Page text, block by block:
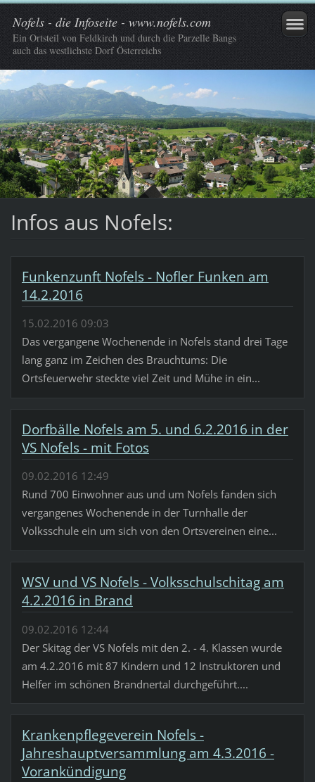
Nofels - die Infoseite - www.nofels.com
Ein Ortsteil von Feldkirch und durch die Parzelle Bangs
auch das westlichste Dorf Österreichs
Infos aus Nofels:
Funkenzunft Nofels - Nofler Funken am
14.2.2016
15.02.2016 09:03
Das vergangene Wochenende in Nofels stand drei Tage
lang ganz im Zeichen des Brauchtums: Die
Ortsfeuerwehr steckte viel Zeit und Mühe in ein...
Dorfbälle Nofels am 5. und 6.2.2016 in der
VS Nofels - mit Fotos
09.02.2016 12:49
Rund 700 Einwohner aus und um Nofels fanden sich
vergangenes Wochenende in der Turnhalle der
Volksschule ein um sich von den Ortsvereinen eine...
WSV und VS Nofels - Volksschulschitag am
4.2.2016 in Brand
09.02.2016 12:44
Der Skitag der VS Nofels mit den 2. - 4. Klassen wurde
am 4.2.2016 mit 87 Kindern und 12 Instruktoren und
Helfer im schönen Brandnertal durchgeführt....
Krankenpflegeverein Nofels -
Jahreshauptversammlung am 4.3.2016 -
Vorankündigung